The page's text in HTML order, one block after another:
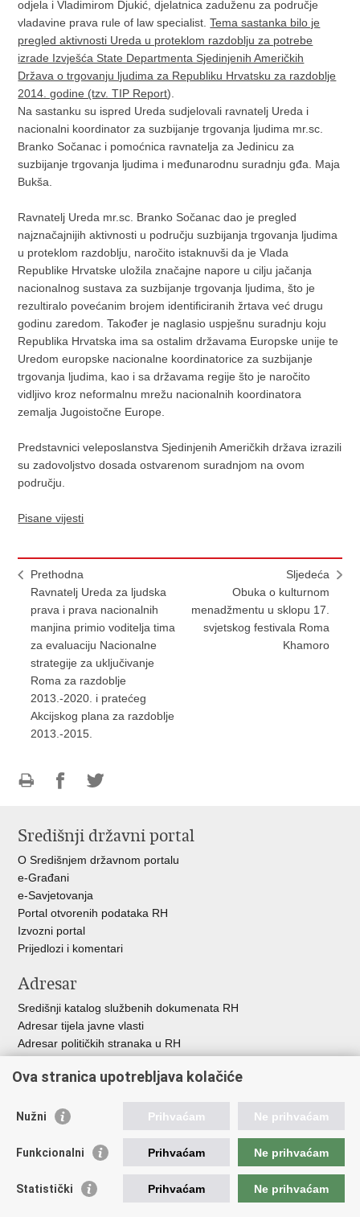
odjela i Vladimirom Djukić, djelatnica zaduženu za područje
vladavine prava rule of law specialist.Tema sastanka bilo je
pregled aktivnosti Ureda u proteklom razdoblju za potrebe
izrade Izvješća State Departmenta Sjedinjenih Američkih
Država o trgovanju ljudima za Republiku Hrvatsku za razdoblje
2014. godine (tzv. TIP Report).
Na sastanku su ispred Ureda sudjelovali ravnatelj Ureda i
nacionalni koordinator za suzbijanje trgovanja ljudima mr.sc.
Branko Sočanac i pomoćnica ravnatelja za Jedinicu za
suzbijanje trgovanja ljudima i međunarodnu suradnju gđa. Maja
Bukša.
Ravnatelj Ureda mr.sc. Branko Sočanac dao je pregled
najznačajnijih aktivnosti u području suzbijanja trgovanja ljudima
u proteklom razdoblju, naročito istaknuvši da je Vlada
Republike Hrvatske uložila značajne napore u cilju jačanja
nacionalnog sustava za suzbijanje trgovanja ljudima, što je
rezultiralo povećanim brojem identificiranih žrtava već drugu
godinu zaredom. Također je naglasio uspješnu suradnju koju
Republika Hrvatska ima sa ostalim državama Europske unije te
Uredom europske nacionalne koordinatorice za suzbijanje
trgovanja ljudima, kao i sa državama regije što je naročito
vidljivo kroz neformalnu mrežu nacionalnih koordinatora
zemalja Jugoistočne Europe.
Predstavnici veleposlanstva Sjedinjenih Američkih država izrazili
su zadovoljstvo dosada ostvarenom suradnjom na ovom
području.
Pisane vijesti
Prethodna
Ravnatelj Ureda za ljudska
prava i prava nacionalnih
manjina primio voditelja tima
za evaluaciju Nacionalne
strategije za uključivanje
Roma za razdoblje
2013.-2020. i pratećeg
Akcijskog plana za razdoblje
2013.-2015.
Sljedeća
Obuka o kulturnom
menadžmentu u sklopu 17.
svjetskog festivala Roma
Khamoro
FacebookuTwitteru
Središnji državni portal
O Središnjem državnom portalu
e-Građani
e-Savjetovanja
Portal otvorenih podataka RH
Izvozni portal
Prijedlozi i komentari
Adresar
Središnji katalog službenih dokumenata RH
Adresar tijela javne vlasti
Adresar političkih stranaka u RH
Besplatni telefoni javne uprave
Važne poveznice
Vlada Republike Hrvatske
Savjet za nacionalne manjine
Ova stranica upotrebljava kolačiće
Nužni Prihvaćam Ne prihvaćam
Funkcionalni Prihvaćam Ne prihvaćam
Statistički Prihvaćam Ne prihvaćam